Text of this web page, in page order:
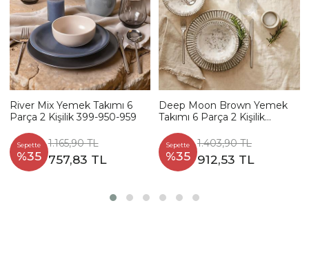
River Mix Yemek Takımı 6
Parça 2 Kişilik 399-950-959
Sepette
%35
1.165,90 TL
757,83 TL
Deep Moon Brown Yemek
Takımı 6 Parça 2 Kişilik
Sepette
%35
1.403,90 TL
912,53 TL